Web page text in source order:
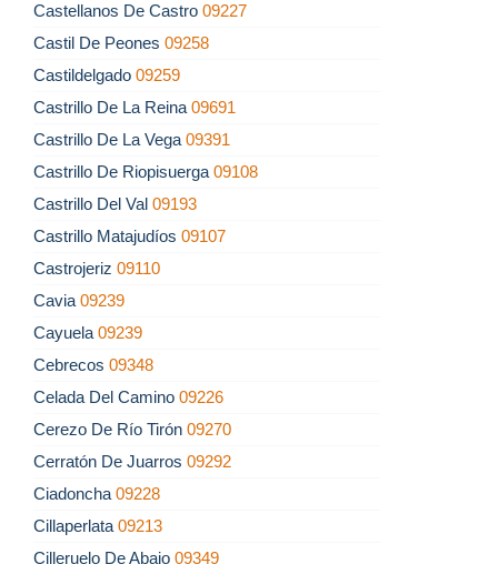
Castellanos De Castro 09227
Castil De Peones 09258
Castildelgado 09259
Castrillo De La Reina 09691
Castrillo De La Vega 09391
Castrillo De Riopisuerga 09108
Castrillo Del Val 09193
Castrillo Matajudíos 09107
Castrojeriz 09110
Cavia 09239
Cayuela 09239
Cebrecos 09348
Celada Del Camino 09226
Cerezo De Río Tirón 09270
Cerratón De Juarros 09292
Ciadoncha 09228
Cillaperlata 09213
Cilleruelo De Abajo 09349